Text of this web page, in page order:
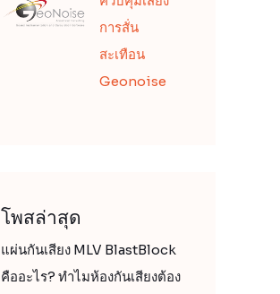
การสั่น
สะเทือน
Geonoise
โพสล่าสุด
แผ่นกันเสียง MLV BlastBlock
คืออะไร? ทำไมห้องกันเสียงต้อง